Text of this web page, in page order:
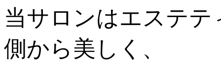
当サロンはエステ
側から美しく、